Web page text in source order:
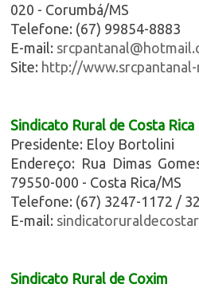
020 - Corumbá/MS
Telefone: (67) 99854-8883
E-mail:
Site: http://www.srcpantanal-
Sindicato Rural de Costa Rica
Presidente: Eloy Bortolini
Endereço: Rua Dimas
79550-000 - Costa Rica/MS
Telefone: (67) 3247-1172 /
E-mail:
Sindicato Rural de Coxim